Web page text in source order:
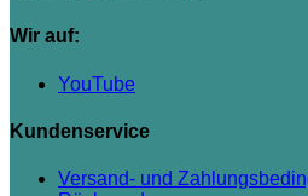
Wir auf:
YouTube
Kundenservice
Versand- und